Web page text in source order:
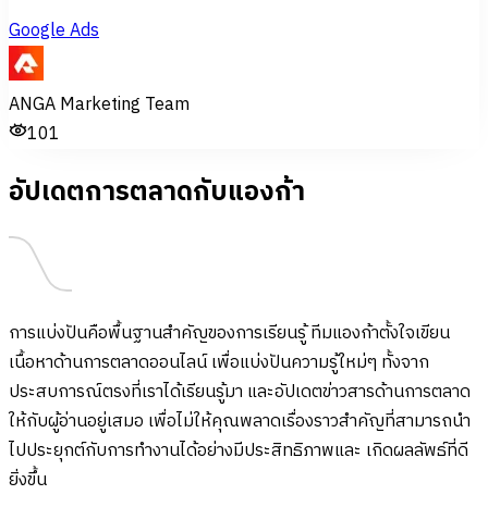
Google Ads
ANGA Marketing Team
101
อัปเดตการตลาดกับแองก้า
การแบ่งปันคือพื้นฐานสำคัญของการเรียนรู้ ทีมแองก้าตั้งใจเขียน
เนื้อหาด้านการตลาดออนไลน์ เพื่อแบ่งปันความรู้ใหม่ๆ ทั้งจาก
ประสบการณ์ตรงที่เราได้เรียนรู้มา และอัปเดตข่าวสารด้านการตลาด
ให้กับผู้อ่านอยู่เสมอ เพื่อไม่ให้คุณพลาดเรื่องราวสำคัญที่สามารถนำ
ไปประยุกต์กับการทำงานได้อย่างมีประสิทธิภาพและ เกิดผลลัพธ์ที่ดี
ยิ่งขึ้น